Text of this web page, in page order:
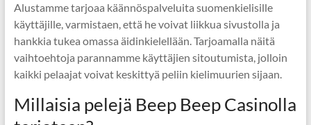
Alustamme tarjoaa käännöspalveluita suomenkielisille
käyttäjille, varmistaen, että he voivat liikkua sivustolla ja
hankkia tukea omassa äidinkielellään. Tarjoamalla näitä
vaihtoehtoja parannamme käyttäjien sitoutumista, jolloin
kaikki pelaajat voivat keskittyä peliin kielimuurien sijaan.
Millaisia pelejä Beep Beep Casinolla